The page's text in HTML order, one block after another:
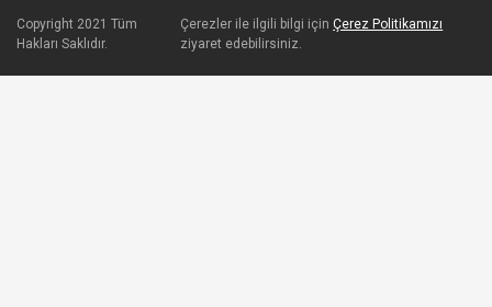
Copyright 2021 Tüm
Hakları Saklıdır.
Çerezler ile ilgili bilgi içinÇerez Politikamızı
ziyaret edebilirsiniz.